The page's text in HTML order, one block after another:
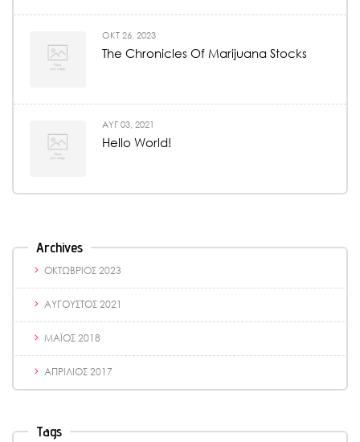
ΟΚΤ 26, 2023
The Chronicles Of Marijuana Stocks
ΑΥΓ 03, 2021
Hello World!
Archives
ΟΚΤΏΒΡΙΟΣ 2023
ΑΎΓΟΥΣΤΟΣ 2021
ΜΆΙΟΣ 2018
ΑΠΡΊΛΙΟΣ 2017
Tags